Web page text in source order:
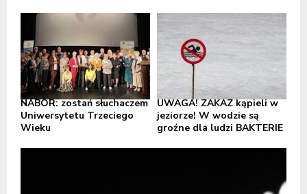
NABÓR: zostań słuchaczem
Uniwersytetu Trzeciego
Wieku
UWAGA! ZAKAZ kąpieli w
jeziorze! W wodzie są
groźne dla ludzi BAKTERIE